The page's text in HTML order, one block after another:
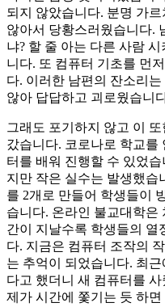
되지 않았습니다. 분명 가
않아서 당황스러웠습니다.
냐? 할 줄 아는 다른 사람
니다. 또 컴퓨터 기초를 먼
다. 이러한 남편의 잔소리
않아 답답하고 괴로웠습니
그래도 포기하지 않고 이
갔습니다. 코로나로 학교를
터를 배워 진행할 수 있었
지만 작은 실수는 발생했습
를 2개로 만들어 학생들이
습니다. 온라인 불교대학은
간이 지날수록 학생들의 열
다. 지금은 컴퓨터 조작의
는 추억이 되었습니다. 최
다고 했더니 새 컴퓨터를
제가 시간에 쫓기는 듯 하